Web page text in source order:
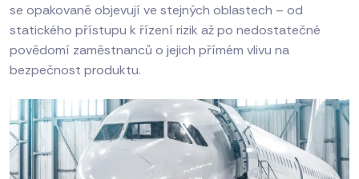
se opakovaně objevují ve stejných oblastech – od
statického přístupu k řízení rizik až po nedostatečné
povědomí zaměstnanců o jejich přímém vlivu na
bezpečnost produktu.